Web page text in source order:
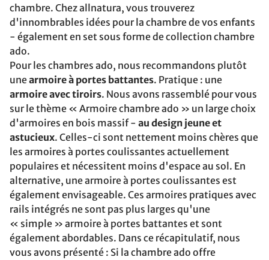
chambre. Chez allnatura, vous trouverez
d'innombrables idées pour la chambre de vos enfants
- également en set sous forme de collection chambre
ado.
Pour les chambres ado, nous recommandons plutôt
unearmoire à portes battantes. Pratique : une
armoire avec tiroirs. Nous avons rassemblé pour vous
sur le thème « Armoire chambre ado » un large choix
d'armoires en bois massif - au design jeune et
astucieux. Celles-ci sont nettement moins chères que
les armoires à portes coulissantes actuellement
populaires et nécessitent moins d'espace au sol. En
alternative, une armoire à portes coulissantes est
également envisageable. Ces armoires pratiques avec
rails intégrés ne sont pas plus larges qu'une
« simple » armoire à portes battantes et sont
également abordables. Dans ce récapitulatif, nous
vous avons présenté : Si la chambre ado offre